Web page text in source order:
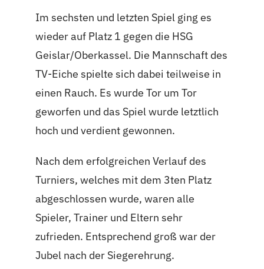
Im sechsten und letzten Spiel ging es
wieder auf Platz 1 gegen die HSG
Geislar/Oberkassel. Die Mannschaft des
TV-Eiche spielte sich dabei teilweise in
einen Rauch. Es wurde Tor um Tor
geworfen und das Spiel wurde letztlich
hoch und verdient gewonnen.
Nach dem erfolgreichen Verlauf des
Turniers, welches mit dem 3ten Platz
abgeschlossen wurde, waren alle
Spieler, Trainer und Eltern sehr
zufrieden. Entsprechend groß war der
Jubel nach der Siegerehrung.